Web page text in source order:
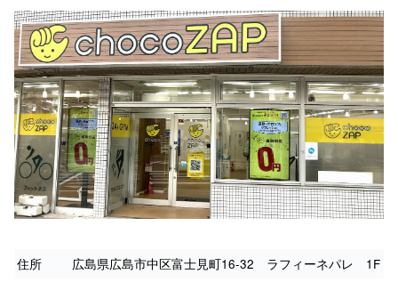
住所
広島県広島市中区富士見町16-32 ラフィーネパレ 1F